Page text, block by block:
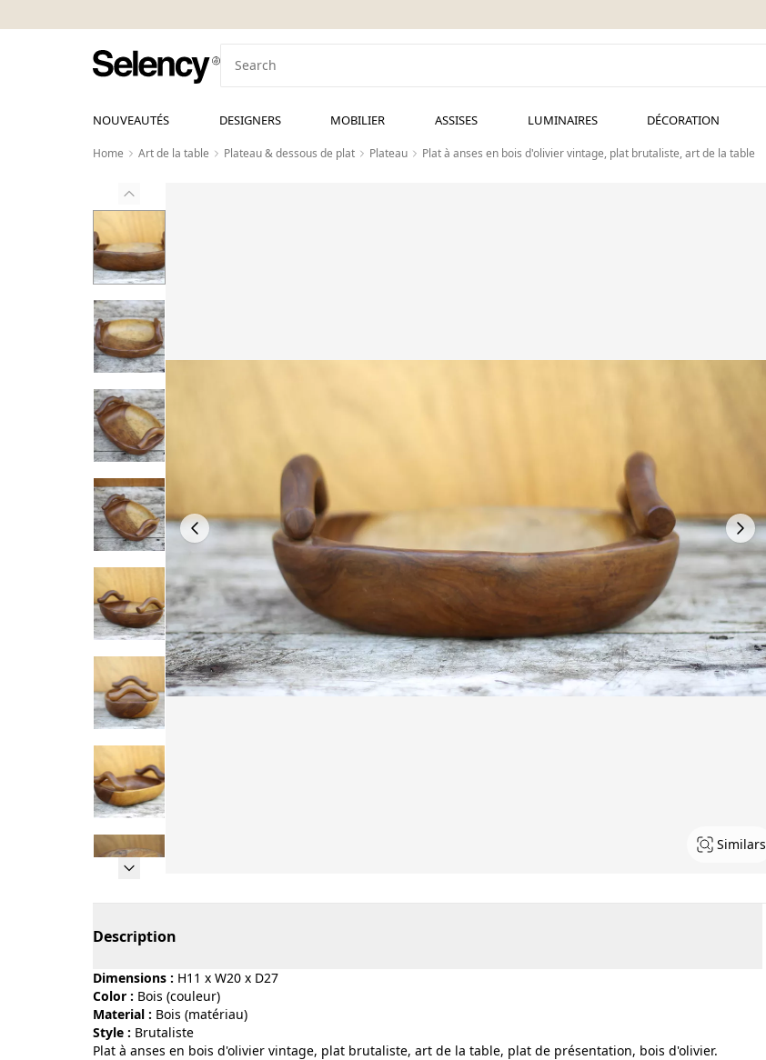
NOUVEAUTÉS DESIGNERS MOBILIER ASSISES LUMINAIRES DÉCORATION
Home Art de la table Plateau & dessous de plat Plateau Plat à anses en bois d'olivier vintage, plat brutaliste, art de la table
Similars
Description
Dimensions : H11 x W20 x D27
Color :
bois (couleur)
Material :
bois (matériau)
Style :
brutaliste
Plat à anses en bois d'olivier vintage, plat brutaliste, art de la table, plat de présentation, bois d'olivier.